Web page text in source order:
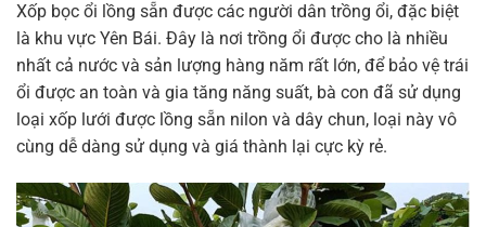
Xốp bọc ổi lồng sẵn được các người dân trồng ổi, đặc biệt
là khu vực Yên Bái. Đây là nơi trồng ổi được cho là nhiều
nhất cả nước và sản lượng hàng năm rất lớn, để bảo vệ trái
ổi được an toàn và gia tăng năng suất, bà con đã sử dụng
loại xốp lưới được lồng sẵn nilon và dây chun, loại này vô
cùng dễ dàng sử dụng và giá thành lại cực kỳ rẻ.